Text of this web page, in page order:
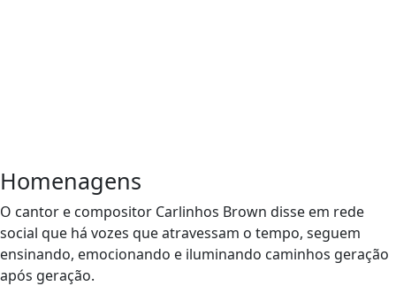
Homenagens
O cantor e compositor Carlinhos Brown disse em rede
social que há vozes que atravessam o tempo, seguem
ensinando, emocionando e iluminando caminhos geração
após geração.